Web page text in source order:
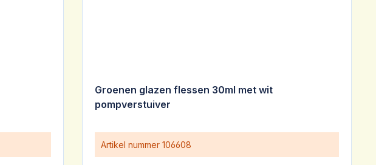
Groenen glazen flessen 30ml met wit
pompverstuiver
Artikel nummer 106608